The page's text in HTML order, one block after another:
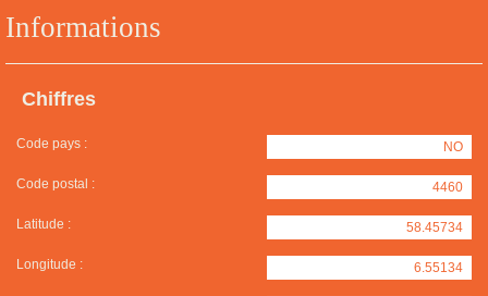
Informations
Chiffres
Code pays : NO
Code postal : 4460
Latitude : 58.45734
Longitude : 6.55134